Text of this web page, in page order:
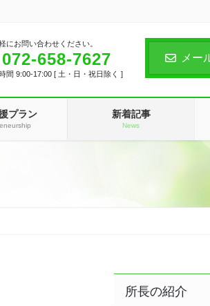
にお問い合わせください。
072-658-7627
間 9:00-17:00 [ 土・日・祝日除く ]
メー
プラン 新着記事
News
所長の紹介